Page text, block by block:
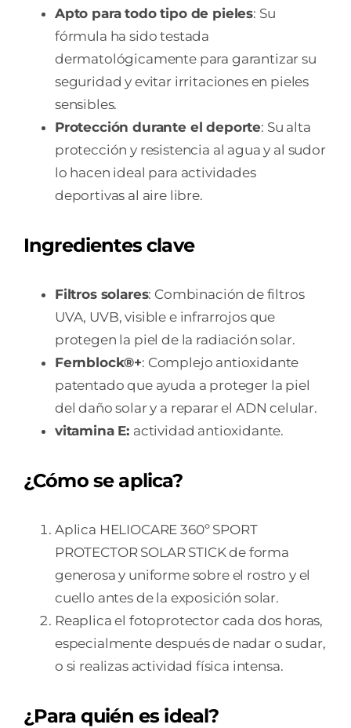
Apto para todo tipo de pieles: Su
fórmula ha sido testada
dermatológicamente para garantizar su
seguridad y evitar irritaciones en pieles
sensibles.
Protección durante el deporte: Su alta
protección y resistencia al agua y al sudor
lo hacen ideal para actividades
deportivas al aire libre.
Ingredientes clave
Filtros solares: Combinación de filtros
UVA, UVB, visible e infrarrojos que
protegen la piel de la radiación solar.
Fernblock®+: Complejo antioxidante
patentado que ayuda a proteger la piel
del daño solar y a reparar el ADN celular.
vitamina E: actividad antioxidante.
¿Cómo se aplica?
Aplica HELIOCARE 360º SPORT
PROTECTOR SOLAR STICK de forma
generosa y uniforme sobre el rostro y el
cuello antes de la exposición solar.
Reaplica el fotoprotector cada dos horas,
especialmente después de nadar o sudar,
o si realizas actividad física intensa.
¿Para quién es ideal?